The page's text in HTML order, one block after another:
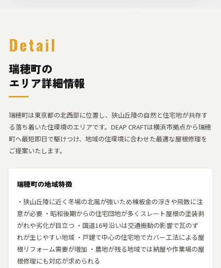
Detail
瑞穂町の
エリア詳細情報
瑞穂町は東京都の北西部に位置し、狭山丘陵の自然と住宅地が共存す
る落ち着いた住環境のエリアです。DEAP CRAFTは横浜市拠点から瑞穂
町へ最短即日で駆けつけ、地域の住環境に合わせた最適な屋根修理を
ご提案いたします。
瑞穂町の地域特徴
・狭山丘陵に近く冬場の北風が強いため棟板金の浮きや飛散に注
意が必要 ・昭和後期からの住宅団地が多くスレート屋根の塗装剥
がれや劣化が目立つ ・国道16号沿いは交通振動の影響で瓦のず
れが生じやすい地域 ・戸建て中心の住宅地でカバー工法による屋
根リフォーム需要が増加 ・農地が残る地域では納屋や作業場の屋
根修理にも対応が求められる